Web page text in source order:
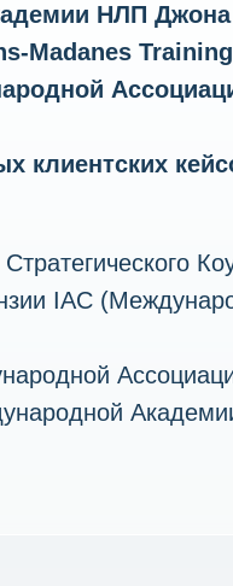
НЛП Джона
Madanes
клиентских
IAC